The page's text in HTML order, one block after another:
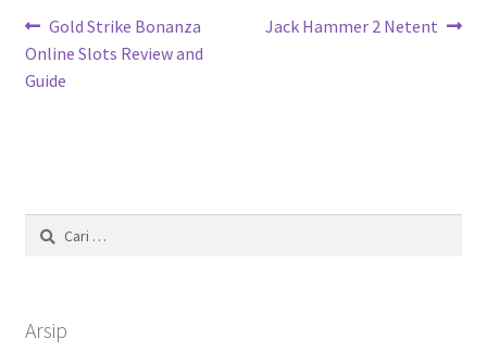
Navigasi
pos
Previous
post:
Gold Strike Bonanza
Online Slots Review and
Guide
Next
Jack Hammer 2 Netent
Cari
untuk:
Arsip